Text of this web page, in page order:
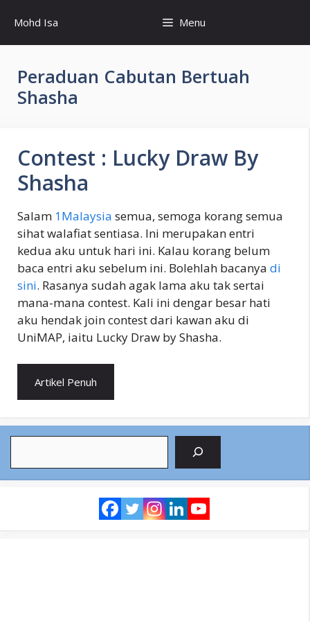
content
Mohd Isa Menu
Peraduan Cabutan Bertuah
Shasha
Contest : Lucky Draw By
Shasha
Salam 1Malaysia semua, semoga korang semua
sihat walafiat sentiasa. Ini merupakan entri
kedua aku untuk hari ini. Kalau korang belum
baca entri aku sebelum ini. Bolehlah bacanya di
sini. Rasanya sudah agak lama aku tak sertai
mana-mana contest. Kali ini dengar besar hati
aku hendak join contest dari kawan aku di
UniMAP, iaitu Lucky Draw by Shasha.
Artikel Penuh